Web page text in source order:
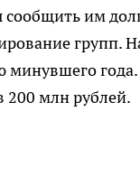
им
групп.
минувшего
200 млн рублей.